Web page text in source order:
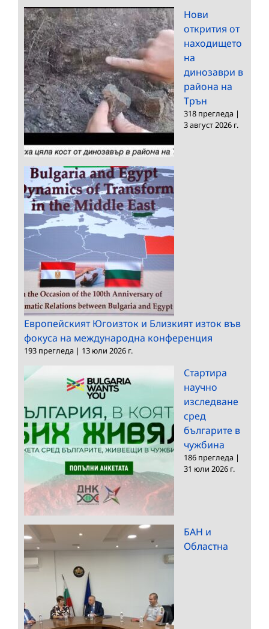
Нови
открития от
находището
на
динозаври в
района на
Трън
318 прегледа |
3 август 2026 г.
Европейският Югоизток и Близкият изток във
фокуса на международна конференция
193 прегледа | 13 юли 2026 г.
Стартира
научно
изследване
сред
българите в
чужбина
186 прегледа |
31 юли 2026 г.
БАН и
Областна